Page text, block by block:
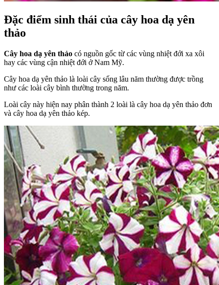
Đặc điểm sinh thái của cây hoa dạ yên
thảo
Cây hoa dạ yên thảo có nguồn gốc từ các vùng nhiệt đới xa xôi
hay các vùng cận nhiệt đới ở Nam Mỹ.
Cây hoa dạ yên thảo là loài cây sống lâu năm thường được trồng
như các loài cây bình thường trong năm.
Loài cây này hiện nay phân thành 2 loài là cây hoa dạ yên thảo đơn
và cây hoa dạ yên thảo kép.